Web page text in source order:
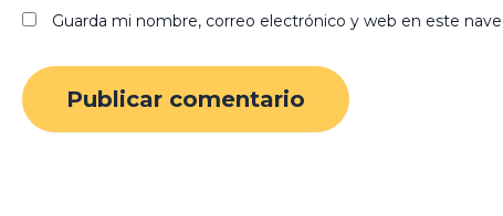
Guarda mi nombre, correo electrónico y web en este